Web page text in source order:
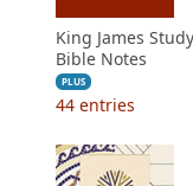
King James Study
Bible Notes
PLUS
44 entries